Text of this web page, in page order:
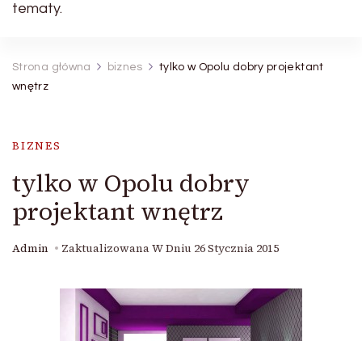
tematy.
Strona główna biznes
tylko w Opolu dobry projektant
wnętrz
BIZNES
tylko w Opolu dobry
projektant wnętrz
Admin Zaktualizowana W Dniu 26 Stycznia 2015